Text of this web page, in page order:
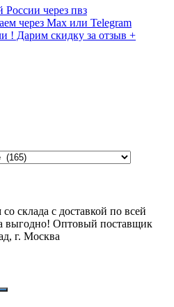
России через пвз
через Max или Telegram
! Дарим скидку за отзыв +
склада с доставкой по всей
выгодно! Оптовый поставщик
г. Москва